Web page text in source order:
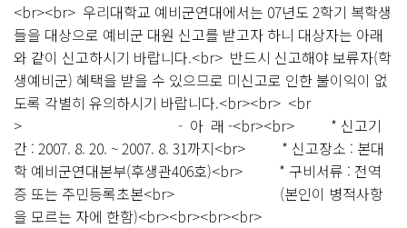
<br><br> 우리대학교 예비군연대에서는 07년도 2학기 복학생
들을 대상으로 예비군 대원 신고를 받고자 하니 대상자는 아래
와 같이 신고하시기 바랍니다.<br> 반드시 신고해야 보류자(학
생예비군) 혜택을 받을 수 있으므로 미신고로 인한 불이익이 없
도록 각별히 유의하시기 바랍니다.<br><br> <br
> - 아 래 -<br><br> * 신고기
간 : 2007. 8. 20. ~ 2007. 8. 31까지<br> * 신고장소 : 본대
학 예비군연대본부(후생관406호)<br> * 구비서류 : 전역
증 또는 주민등록초본<br> (본인이 병적사항
을 모르는 자에 한함)<br><br><br><br>